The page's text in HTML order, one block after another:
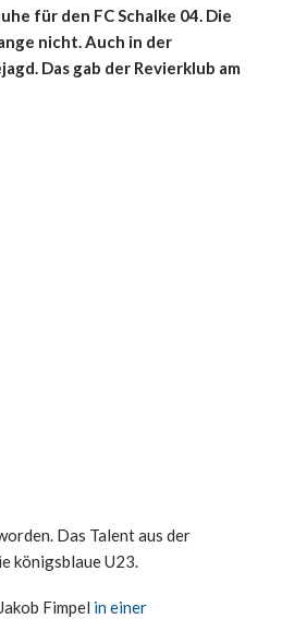
für den FC Schalke 04. Die
nicht. Auch in der
Das gab der Revierklub am
Das Talent aus der
königsblaue U23.
Fimpel in einer